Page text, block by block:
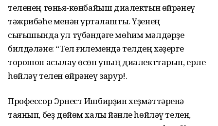
теленең төньяҡ-көнбайыш диалектын өйрәнеү
тәжрибәһе менән уртаҡлашты. Үҙенең
сығышында ул түбәндәге мөһим мәлдәрҙе
билдәләне: “Тел ғилемендә телдең хәҙерге
торошон асыҡлау өсөн уның диалекттарын, ерле
һөйләү телен өйрәнеү зарур!.
Профессор Эрнест Ишбирҙин хеҙмәттәренә
таянып, беҙ дөйөм халыҡ йәнле һөйләү телен,